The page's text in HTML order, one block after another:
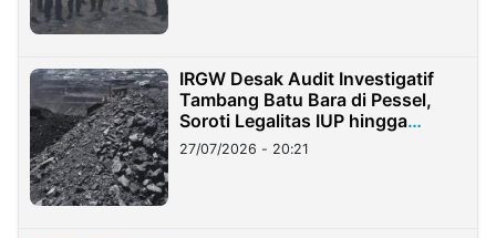
IRGW Desak Audit Investigatif
Tambang Batu Bara di Pessel,
Soroti Legalitas IUP hingga
Stockpile
27/07/2026 - 20:21